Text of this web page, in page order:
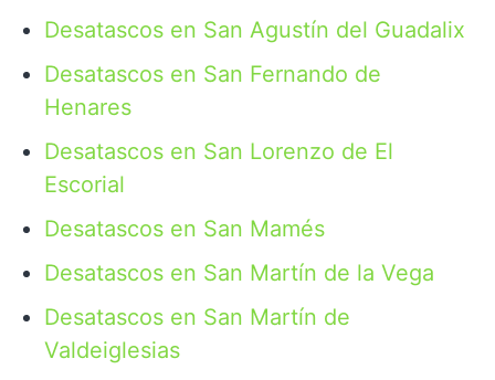
Desatascos en San Agustín del Guadalix
Desatascos en San Fernando de
Henares
Desatascos en San Lorenzo de El
Escorial
Desatascos en San Mamés
Desatascos en San Martín de la Vega
Desatascos en San Martín de
Valdeiglesias